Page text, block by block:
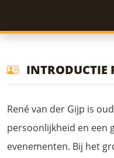
INTRODUCTIE
René van der Gijp is
persoonlijkheid en een
evenementen. Bij het